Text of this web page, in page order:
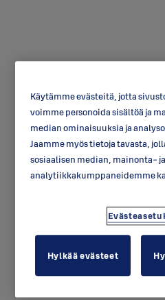
Vastakappale
Käytämme evästeitä, jotta
voimme personoida sisältöä ja
median ominaisuuksia ja
Jaamme myös tietoja tavasta,
sosiaalisen median, mainonta- ja
analytiikkakumppaneidemme
Hylkää evästeet